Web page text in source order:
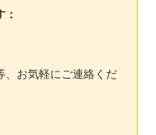
、お気軽にご連絡くだ